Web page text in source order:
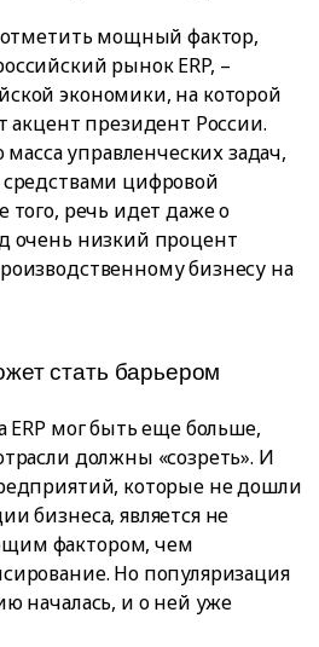
мощный фактор,
рынок ERP, –
экономики, на которой
акцент президент России.
управленческих задач,
цифровой
того, речь идет даже о
очень низкий процент
бизнесу на
стать барьером
ERP мог быть еще больше,
должны «созреть». И
которые не дошли
бизнеса, является не
фактором, чем
Но популяризация
началась, и о ней уже